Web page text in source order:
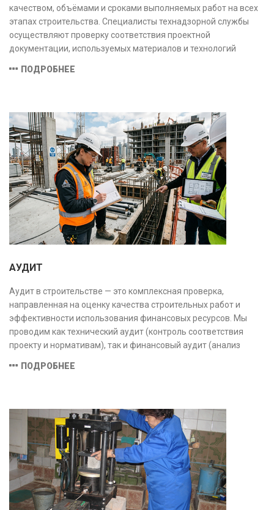
качеством, объёмами и сроками выполняемых работ на всех
этапах строительства. Специалисты технадзорной службы
осуществляют проверку соответствия проектной
документации, используемых материалов и технологий
безопасность и надёжность объекта.
ПОДРОБНЕЕ
АУДИТ
Аудит в строительстве — это комплексная проверка,
направленная на оценку качества строительных работ и
эффективности использования финансовых ресурсов. Мы
проводим как технический аудит (контроль соответствия
проекту и нормативам), так и финансовый аудит (анализ
безопасность и экономическую обоснованность проекта.
ПОДРОБНЕЕ